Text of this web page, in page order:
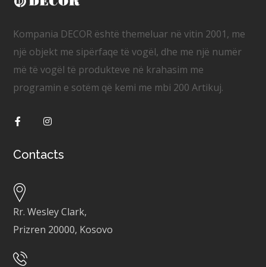
Kompania DECOR është themeluar në vitin 2001, me
një objekt me sipërfaqe të vogël, dhe me një numër
më të vogël të produkteve në krahasim me
programin e sotëm që kemi me mbi 200 Artikuj.
Contacts
Rr. Wesley Clark,
Prizren 20000, Kosovo